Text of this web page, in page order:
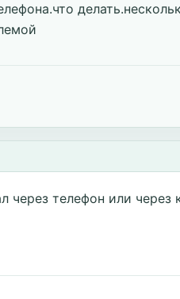
через телефон или через